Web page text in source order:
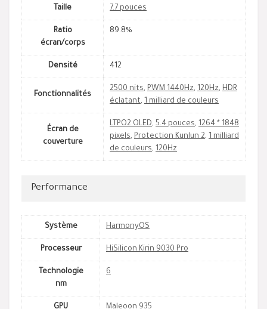
Taille 7.7 pouces
Ratio
écran/corps
89.8%
Densité 412
Fonctionnalités
2500 nits, PWM 1440Hz, 120Hz, HDR
éclatant, 1 milliard de couleurs
Écran de
couverture
LTPO2 OLED, 5.4 pouces, 1264 * 1848
pixels, Protection Kunlun 2, 1 milliard
de couleurs, 120Hz
Performance
Système HarmonyOS
Processeur HiSilicon Kirin 9030 Pro
Technologie
nm
6